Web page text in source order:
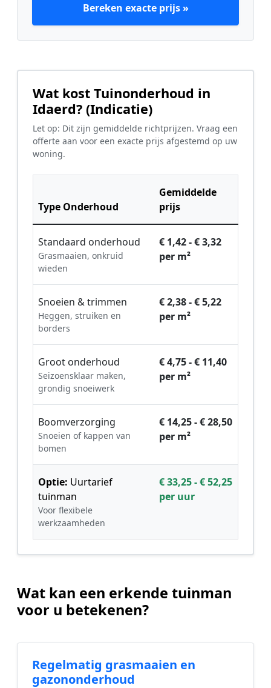
Bereken exacte prijs »
Wat kost Tuinonderhoud in
Idaerd? (Indicatie)
Let op: Dit zijn gemiddelde richtprijzen. Vraag een
offerte aan voor een exacte prijs afgestemd op uw
woning.
Type Onderhoud
Gemiddelde
prijs
Standaard onderhoud
Grasmaaien, onkruid
wieden
€ 1,42 - € 3,32
per m²
Snoeien & trimmen
Heggen, struiken en
borders
€ 2,38 - € 5,22
per m²
Groot onderhoud
Seizoensklaar maken,
grondig snoeiwerk
€ 4,75 - € 11,40
per m²
Boomverzorging
Snoeien of kappen van
bomen
€ 14,25 - € 28,50
per m²
Optie: Uurtarief
tuinman
Voor flexibele
werkzaamheden
€ 33,25 - € 52,25
per uur
Wat kan een erkende tuinman
voor u betekenen?
Regelmatig grasmaaien en
gazononderhoud